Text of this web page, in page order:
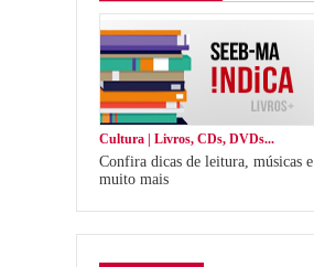
Cultura | Livros, CDs, DVDs...
Confira dicas de leitura, músicas e
muito mais